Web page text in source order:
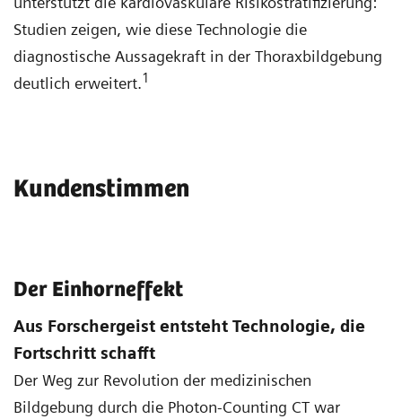
Studien zeigen, wie diese Technologie die
diagnostische Aussagekraft in der Thoraxbildgebung
deutlich erweitert.1
Kundenstimmen
Der Einhorneffekt
Aus Forschergeist entsteht Technologie, die
Fortschritt schafft
Der Weg zur Revolution der medizinischen
Bildgebung durch die Photon-Counting CT war